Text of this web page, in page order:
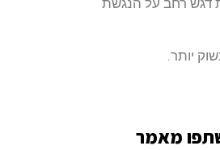
דגש רחב על הנגשת
יותר.
מאמר